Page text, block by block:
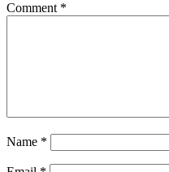
Comment *
Name *